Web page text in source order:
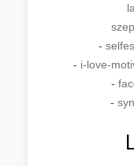
-
- i-love-
-
-